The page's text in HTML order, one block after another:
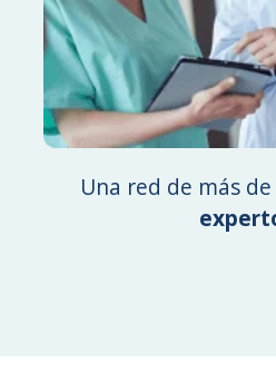
Una red de más de